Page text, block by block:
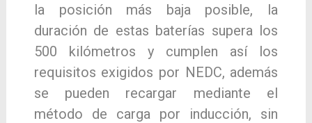
la posición más baja posible, la
duración de estas baterías supera los
500 kilómetros y cumplen así los
requisitos exigidos por NEDC, además
se pueden recargar mediante el
método de carga por inducción, sin